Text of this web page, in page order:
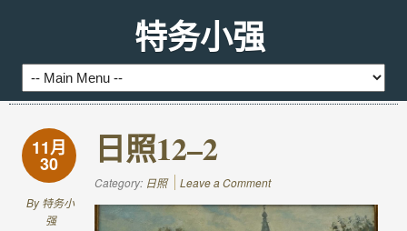
特务小强
11月
30
By特务小
强
日照12–2
Category: 日照 Leave a Comment